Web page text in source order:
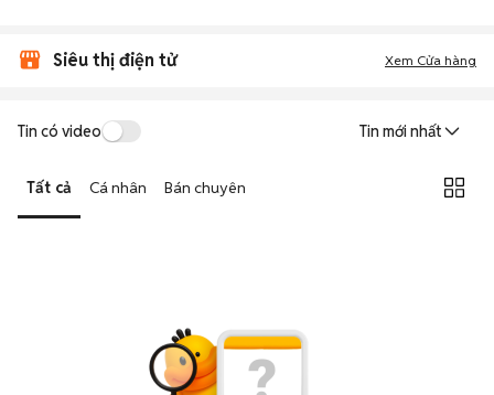
Siêu thị điện tử Xem Cửa hàng
Tin có video Tin mới nhất
Tất cả Cá nhân Bán chuyên